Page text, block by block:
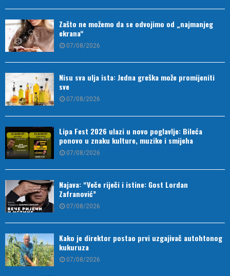
Zašto ne možemo da se odvojimo od „najmanjeg
ekrana“
07/08/2026
Nisu sva ulja ista: Jedna greška može promijeniti
sve
07/08/2026
Lipa Fest 2026 ulazi u novo poglavlje: Bileća
ponovo u znaku kulture, muzike i smijeha
07/08/2026
Najava: “Veče riječi i istine: Gost Lordan
Zafranović”
07/08/2026
Kako je direktor postao prvi uzgajivač autohtonog
kukuruza
07/08/2026